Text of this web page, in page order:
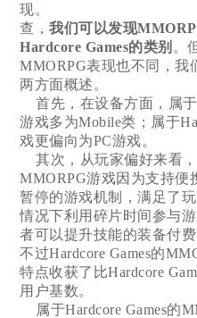
现。
查，我们可以发现
Hardcore Games的类别 。
MMORPG表现也不同，我
两方面概述。
首先，在设备方面，属于
游戏多为Mobile类；属于
戏更偏向为PC游戏。
其次，从玩家偏好来看，
MMORPG游戏因为支持便
暂停的游戏机制，满足了
情况下利用碎片时间参与
者可以提升技能的装备付
不过Hardcore Games的
特点收获了比Hardcore
用户基数。
属于Hardcore Games的